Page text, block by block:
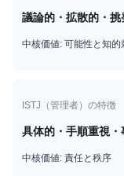
議論的・拡散的・挑
中核価値: 可能性と知的
ISTJ （管理者）の特徴
具体的・手順重視・
中核価値: 責任と秩序